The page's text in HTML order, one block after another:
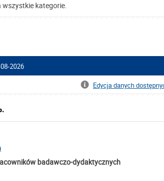
kategorie.
2026
Edycja danych
badawczo-dydaktycznych